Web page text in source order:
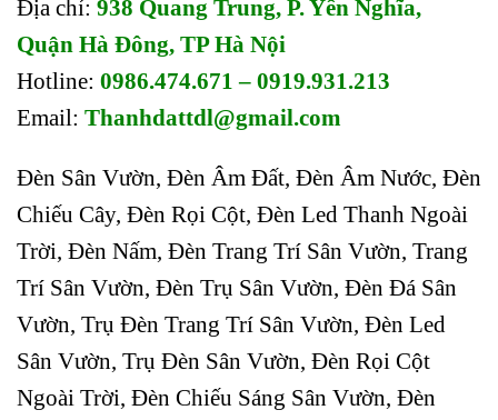
Địa chỉ: 938 Quang Trung, P. Yên Nghĩa,
Quận Hà Đông, TP Hà Nội
Hotline: 0986.474.671 – 0919.931.213
Email: Thanhdattdl@gmail.com
Đèn Sân Vườn, Đèn Âm Đất, Đèn Âm Nước, Đèn
Chiếu Cây, Đèn Rọi Cột, Đèn Led Thanh Ngoài
Trời, Đèn Nấm, Đèn Trang Trí Sân Vườn, Trang
Trí Sân Vườn, Đèn Trụ Sân Vườn, Đèn Đá Sân
Vườn, Trụ Đèn Trang Trí Sân Vườn, Đèn Led
Sân Vườn, Trụ Đèn Sân Vườn, Đèn Rọi Cột
Ngoài Trời, Đèn Chiếu Sáng Sân Vườn, Đèn